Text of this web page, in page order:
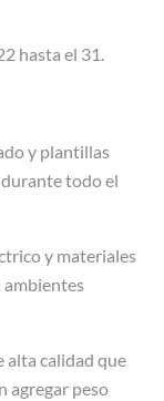
hasta el 31.
y plantillas
todo el
y materiales
ambientes
alta calidad que
agregar peso